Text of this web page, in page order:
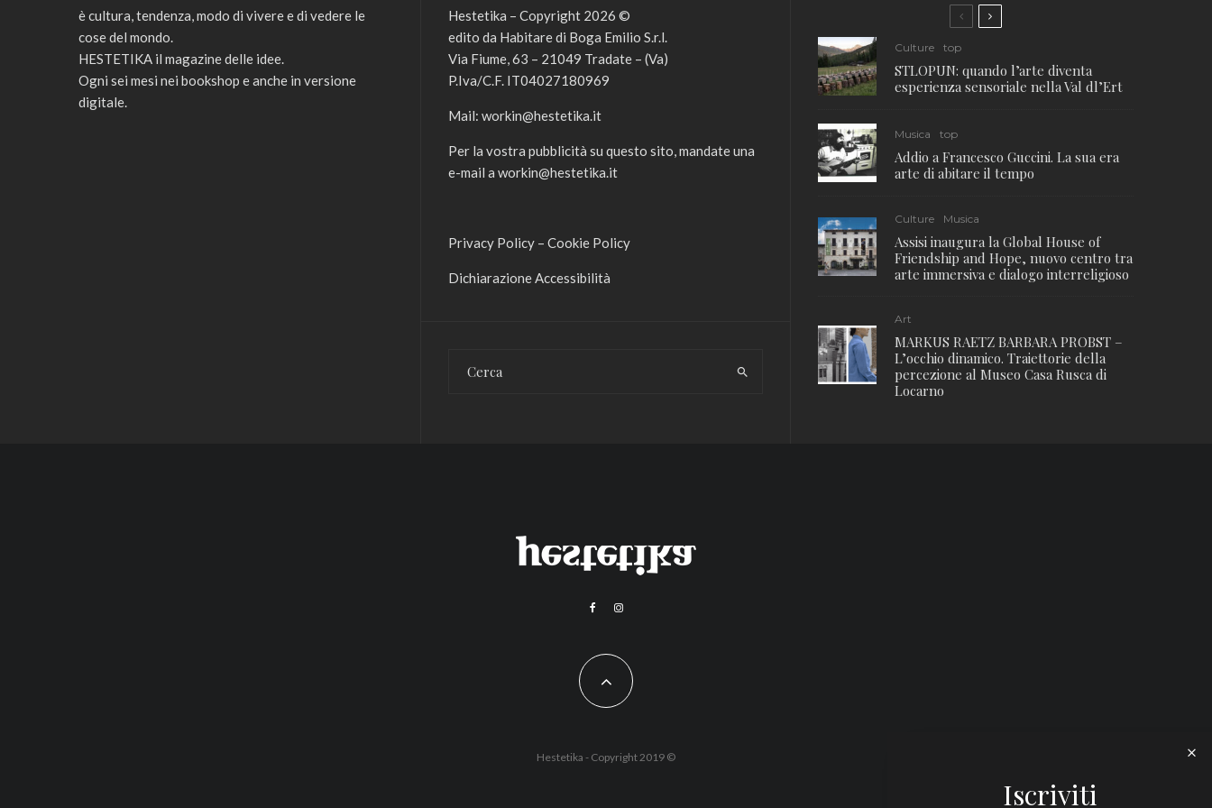
è cultura, tendenza, modo di vivere e di vedere le
cose del mondo.
HESTETIKA il magazine delle idee.
Ogni sei mesi nei bookshop e anche in versione
digitale.
Hestetika – Copyright 2026 ©
edito da Habitare di Boga Emilio S.r.l.
Via Fiume, 63 – 21049 Tradate – (Va)
P.Iva/C.F. IT04027180969
Mail: workin@hestetika.it
Per la vostra pubblicità su questo sito, mandate una
e-mail a workin@hestetika.it
Privacy Policy – Cookie Policy
Dichiarazione Accessibilità
Culture top
STLOPUN: quando l’arte diventa
esperienza sensoriale nella Val dl’Ert
Musica top
Addio a Francesco Guccini. La sua era
arte di abitare il tempo
Culture Musica
Assisi inaugura la Global House of
Friendship and Hope, nuovo centro tra
arte immersiva e dialogo interreligioso
Art
MARKUS RAETZ BARBARA PROBST –
L’occhio dinamico. Traiettorie della
percezione al Museo Casa Rusca di
Locarno
Hestetika - Copyright 2019 ©
Iscriviti